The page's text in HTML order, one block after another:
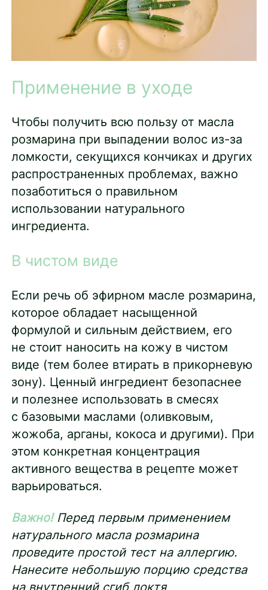
Применение в уходе
Чтобы получить всю пользу от масла
розмарина при выпадении волос из-за
ломкости, секущихся кончиках и других
распространенных проблемах, важно
позаботиться о правильном
использовании натурального
ингредиента.
В чистом виде
Если речь об эфирном масле розмарина,
которое обладает насыщенной
формулой и сильным действием, его
не стоит наносить на кожу в чистом
виде (тем более втирать в прикорневую
зону). Ценный ингредиент безопаснее
и полезнее использовать в смесях
с базовыми маслами (оливковым,
жожоба, арганы, кокоса и другими). При
этом конкретная концентрация
активного вещества в рецепте может
варьироваться.
Важно!Перед первым применением
натурального масла розмарина
проведите простой тест на аллергию.
Нанесите небольшую порцию средства